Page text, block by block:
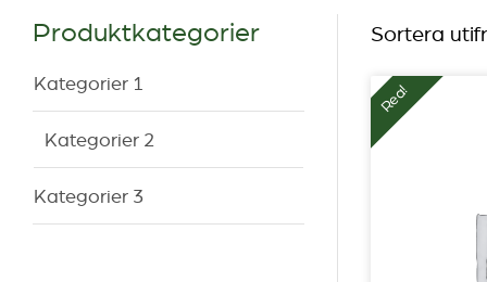
Produktkategorier
Kategorier 1
Kategorier 2
Kategorier 3
Sortera
Rea!